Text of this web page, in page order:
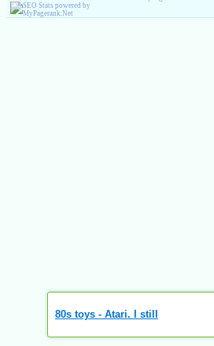
80s toys - Atari. I still